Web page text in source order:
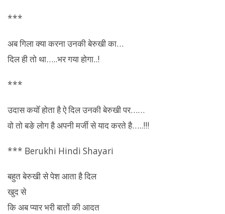
***
अब गिला क्या करना उनकीबेरुखीका…
दिल ही तो था…..भर गया होगा..!
***
उदास कयोँ होता है ऐ दिल उनकीबेरुखीपर……
वो तो बङे लोग है अपनी मर्जी से याद करते है…..!!!
*** Berukhi Hindi Shayari
बहुतबेरुखीसे पेश आता है दिल
खुद से
कि अब प्यार भरी बातों की आदत